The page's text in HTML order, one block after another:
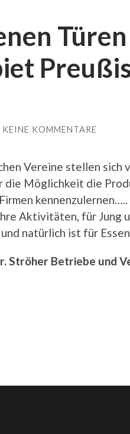
KEINE KOMMENTARE
Vereine stellen sich
die Möglichkeit die
Aktivitäten, für Jung
natürlich ist für
Ströher Betriebe und